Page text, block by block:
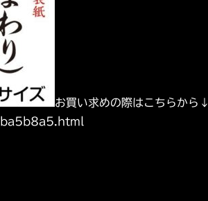
お買い求めの際はこちらから↓